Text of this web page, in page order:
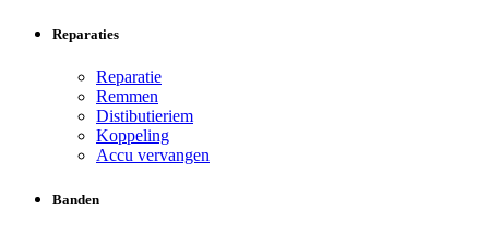
Reparaties
Reparatie
Remmen
Distibutieriem
Koppeling
Accu vervangen
Banden